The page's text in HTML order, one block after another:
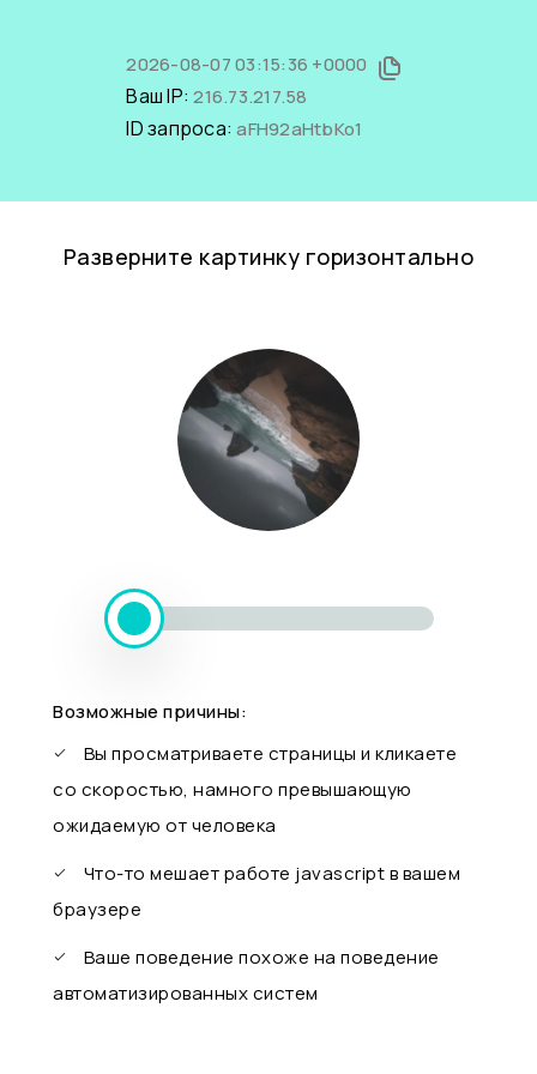
2026-08-07 03:15:36 +0000
Ваш IP:216.73.217.58
ID запроса:aFH92aHtbKo1
Разверните картинку горизонтально
Возможные причины:
Вы просматриваете страницы и кликаете
со скоростью, намного превышающую
ожидаемую от человека
Что-то мешает работе javascript в вашем
браузере
Ваше поведение похоже на поведение
автоматизированных систем